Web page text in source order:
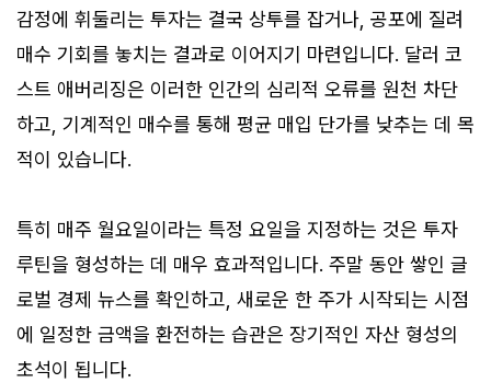
감정에 휘둘리는 투자는 결국 상투를 잡거나, 공포에 질려
매수 기회를 놓치는 결과로 이어지기 마련입니다. 달러 코
스트 애버리징은 이러한 인간의 심리적 오류를 원천 차단
하고, 기계적인 매수를 통해 평균 매입 단가를 낮추는 데 목
적이 있습니다.
특히 매주 월요일이라는 특정 요일을 지정하는 것은 투자
루틴을 형성하는 데 매우 효과적입니다. 주말 동안 쌓인 글
로벌 경제 뉴스를 확인하고, 새로운 한 주가 시작되는 시점
에 일정한 금액을 환전하는 습관은 장기적인 자산 형성의
초석이 됩니다.